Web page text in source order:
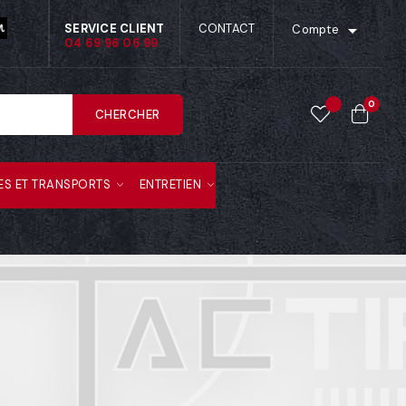
SERVICE CLIENT
04 69 96 06 99
CONTACT Compte 
CHERCHER
0
ET TRANSPORTS ENTRETIEN